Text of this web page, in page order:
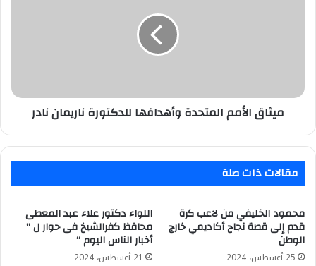
ميثاق الأمم المتحدة وأهدافها للدكتورة ناريمان نادر
مقالات ذات صلة
محمود الخليفي من لاعب كرة
قدم إلى قصة نجاح أكاديمي خارج
الوطن
25 أغسطس، 2024
اللواء دكتور علاء عبد المعطى
محافظ كفرالشيخ فى حوار ل ”
أخبار الناس اليوم “
21 أغسطس، 2024